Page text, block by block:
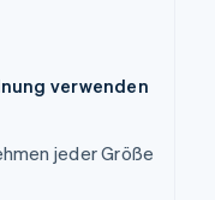
verwenden
jeder Größe